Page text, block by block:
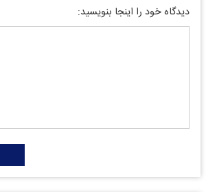
دیدگاه خود را اینجا بنویسید: